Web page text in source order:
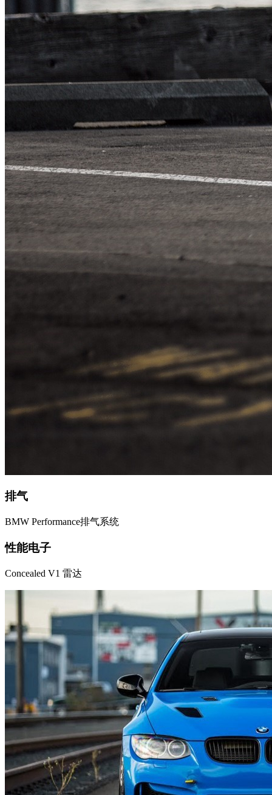
排气
BMW Performance排气系统
性能电子
Concealed V1 雷达